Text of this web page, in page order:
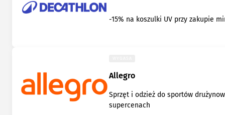
-15% na koszulki UV przy zakupie
Allegro
Sprzęt i odzież do sportów
supercenach